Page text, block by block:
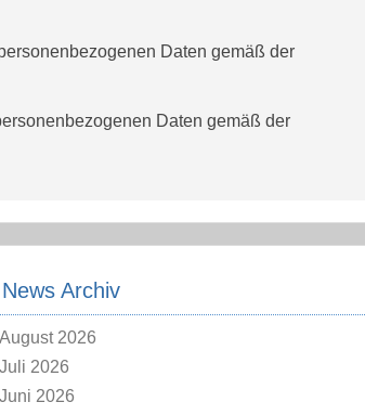
Daten gemäß der
Daten gemäß der
News Archiv
August 2026
Juli 2026
Juni 2026